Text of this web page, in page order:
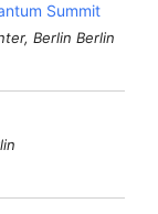
Summit
Berlin Berlin